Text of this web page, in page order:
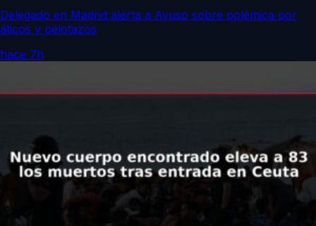
Delegado en Madrid alerta a Ayuso sobre polémica por
áticos y pelotazos
hace 7h